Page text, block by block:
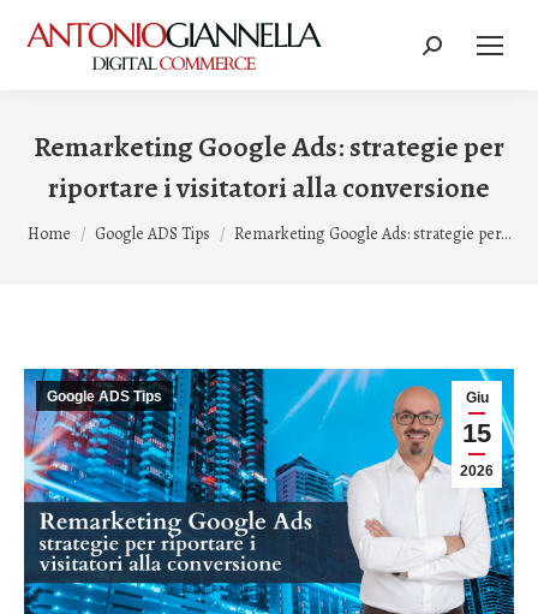
Cerca:
Remarketing Google Ads: strategie per
riportare i visitatori alla conversione
Tu sei qui:
Home Google ADS Tips Remarketing Google Ads: strategie per…
Giu
15
2026
Google ADS Tips